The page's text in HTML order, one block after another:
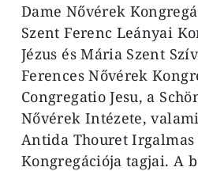
Dame Nővérek
Szent Ferenc Leányai
Jézus és Mária Szent
Ferences Nővérek
Congregatio Jesu, a
Nővérek Intézete,
Antida Thouret
Kongregációja tagjai. A